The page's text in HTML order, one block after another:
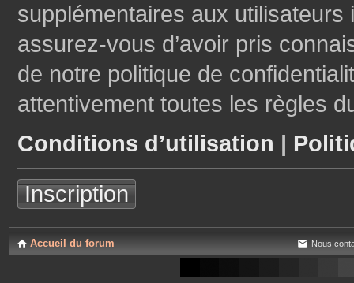
supplémentaires aux
assurez-vous d’avoir pris
de notre politique de
attentivement toutes les règles
Conditions d’utilisation |
Inscription
Accueil du forum Nous